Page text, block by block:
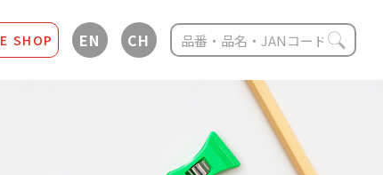
SHOP EN CH